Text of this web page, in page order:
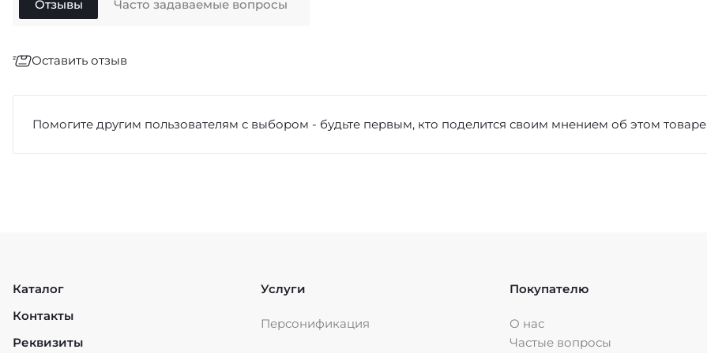
Отзывы
Оставить отзыв
Недостатки
Помогите другим пользователям с выбором - будьте первым, кто поделится своим мнением об этом товаре
Часто задаваемые вопросы
Каталог
Контакты
Реквизиты
Услуги
Персонификация
Покупателю
О нас
Частые вопросы